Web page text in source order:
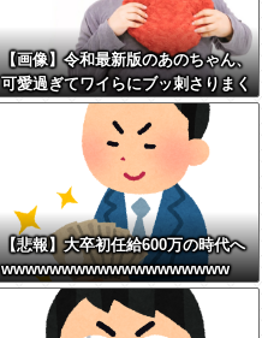
【画像】令和最新版のあのちゃん、
可愛過ぎてワイらにブッ刺さりまく
りw w w w w w
【悲報】大卒初任給600万の時代へ
wwwwwwwwwwwwwwwwwww